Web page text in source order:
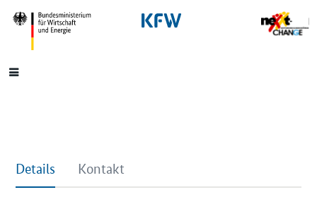
SrOnlyNavigation
Hauptmenü
Details Kontakt